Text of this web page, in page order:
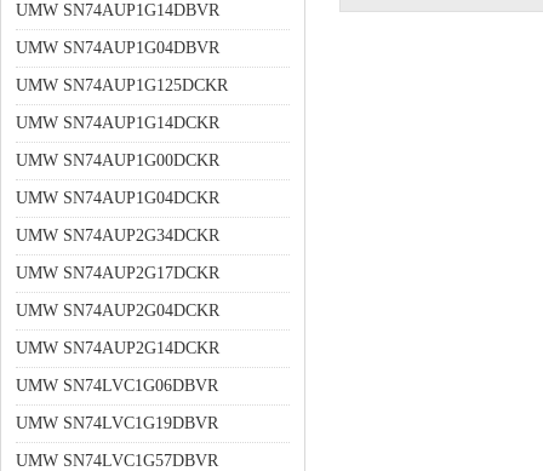
UMW SN74AUP1G14DBVR
UMW SN74AUP1G04DBVR
UMW SN74AUP1G125DCKR
UMW SN74AUP1G14DCKR
UMW SN74AUP1G00DCKR
UMW SN74AUP1G04DCKR
UMW SN74AUP2G34DCKR
UMW SN74AUP2G17DCKR
UMW SN74AUP2G04DCKR
UMW SN74AUP2G14DCKR
UMW SN74LVC1G06DBVR
UMW SN74LVC1G19DBVR
UMW SN74LVC1G57DBVR